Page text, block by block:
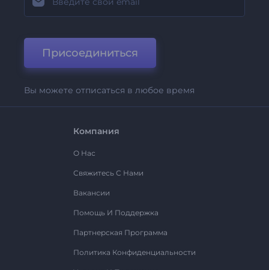
Присоединиться
Вы можете отписаться в любое время
Компания
О Нас
Свяжитесь С Нами
Вакансии
Помощь И Поддержка
Партнерская Программа
Политика Конфиденциальности